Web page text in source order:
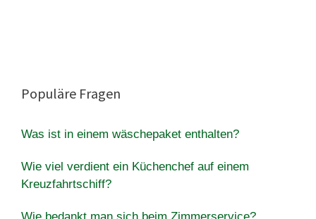
Populäre Fragen
Was ist in einem wäschepaket enthalten?
Wie viel verdient ein Küchenchef auf einem
Kreuzfahrtschiff?
Wie bedankt man sich beim Zimmerservice?